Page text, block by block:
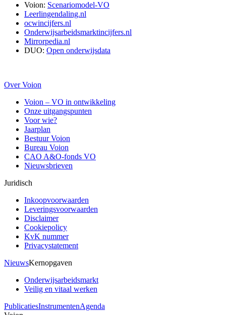
Voion: Scenariomodel-VO
Leerlingendaling.nl
ocwincijfers.nl
Onderwijsarbeidsmarktincijfers.nl
Mirrorpedia.nl
DUO: Open onderwijsdata
Over Voion
Voion – VO in ontwikkeling
Onze uitgangspunten
Voor wie?
Jaarplan
Bestuur Voion
Bureau Voion
CAO A&O-fonds VO
Nieuwsbrieven
Juridisch
Inkoopvoorwaarden
Leveringsvoorwaarden
Disclaimer
Cookiepolicy
KvK nummer
Privacystatement
NieuwsKernopgaven
Onderwijsarbeidsmarkt
Veilig en vitaal werken
PublicatiesInstrumentenAgenda